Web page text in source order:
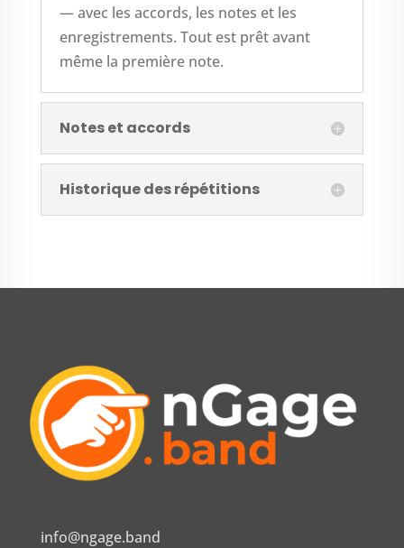
— avec les accords, les notes et les
enregistrements. Tout est prêt avant
même la première note.
Notes et accords
Historique des répétitions
info@ngage.band